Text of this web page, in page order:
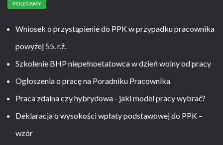
POLECAMY
Wniosek o przystąpienie do PPK w przypadku pracownika
powyżej 55. r.ż.
Szkolenie BHP niepełnoetatowca w dzień wolny od pracy
Ogłoszenia o pracę na Poradniku Pracownika
Praca zdalna czy hybrydowa - jaki model pracy wybrać?
Deklaracja o wysokości wpłaty podstawowej do PPK –
wzór